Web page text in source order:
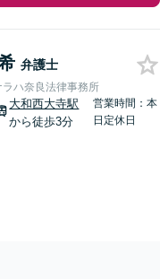
弁護士
ハ奈良法律事務所
大和西大寺駅
から徒歩3分
営業時間：本
日定休日